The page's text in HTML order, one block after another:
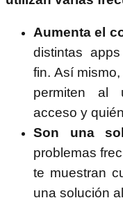
Aumenta el
distintas
fin. Así
permiten al
acceso y
Son una
problemas
te muestran
una solución